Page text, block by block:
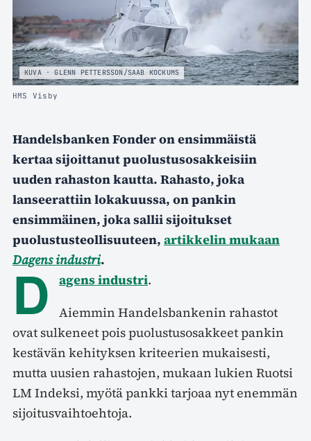
KUVA · GLENN PETTERSSON/SAAB KOCKUMS
HMS Visby
Handelsbanken Fonder on ensimmäistä
kertaa sijoittanut puolustusosakkeisiin
uuden rahaston kautta. Rahasto, joka
lanseerattiin lokakuussa, on pankin
ensimmäinen, joka sallii sijoitukset
puolustusteollisuuteen, artikkelin mukaan
Dagens industri.
D agens industri.
Aiemmin Handelsbankenin rahastot
ovat sulkeneet pois puolustusosakkeet pankin
kestävän kehityksen kriteerien mukaisesti,
mutta uusien rahastojen, mukaan lukien Ruotsi
LM Indeksi, myötä pankki tarjoaa nyt enemmän
sijoitusvaihtoehtoja.